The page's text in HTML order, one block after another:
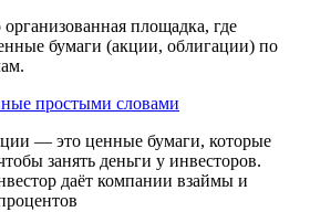
площадка, где
бумаги (акции, облигации) по
простыми словами
— это ценные бумаги, которые
занять деньги у инвесторов.
даёт компании взаймы и